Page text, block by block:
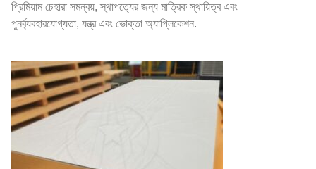
প্রিমিয়াম চেহারা সমন্বয়, স্থাপত্যের জন্য মাত্রিক স্থায়িত্ব এবং
পুনর্ব্যবহারযোগ্যতা, যন্ত্র এবং ভোক্তা অ্যাপ্লিকেশন.